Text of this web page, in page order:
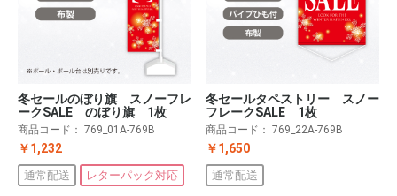
冬セールのぼり旗 スノーフレ
ークSALE のぼり旗 1枚
商品コード： 769_01A-769B
￥1,232
通常配送 レターパック対応
冬セールタペストリー スノー
フレークSALE 1枚
商品コード： 769_22A-769B
￥1,650
通常配送